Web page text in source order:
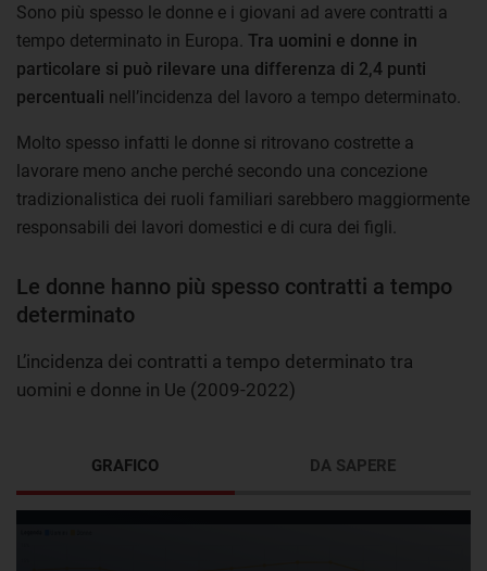
Sono più spesso le donne e i giovani ad avere contratti a
tempo determinato in Europa. Tra uomini e donne in
particolare si può rilevare una differenza di 2,4 punti
percentuali nell’incidenza del lavoro a tempo determinato.
Molto spesso infatti le donne si ritrovano costrette a
lavorare meno anche perché secondo una concezione
tradizionalistica dei ruoli familiari sarebbero maggiormente
responsabili dei lavori domestici e di cura dei figli.
Le donne hanno più spesso contratti a tempo
determinato
L’incidenza dei contratti a tempo determinato tra
uomini e donne in Ue (2009-2022)
GRAFICO DA SAPERE